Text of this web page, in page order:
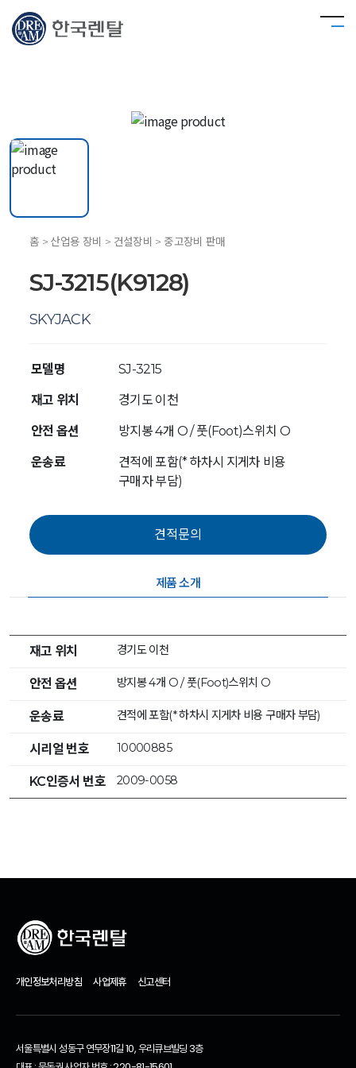
홈 > 산업용 장비 > 건설장비 > 중고장비 판매
SJ-3215(K9128)
SKYJACK
모델명 SJ-3215
재고 위치 경기도 이천
안전 옵션 방지봉 4개 O / 풋(Foot)스위치 O
운송료
견적에 포함(* 하차시 지게차 비용
구매자 부담)
제품 소개
재고 위치 경기도 이천
안전 옵션 방지봉 4개 O / 풋(Foot)스위치 O
운송료 견적에 포함(* 하차시 지게차 비용 구매자 부담)
시리얼 번호 10000885
KC인증서 번호 2009-0058
개인정보처리방침 사업제휴 신고센터
서울특별시 성동구 연무장11길 10, 우리큐브빌딩 3층